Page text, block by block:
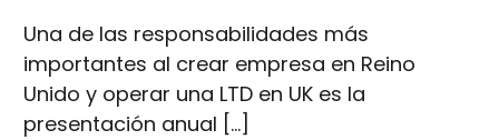
Una de las responsabilidades más
importantes al crear empresa en Reino
Unido y operar una LTD en UK es la
presentación anual […]